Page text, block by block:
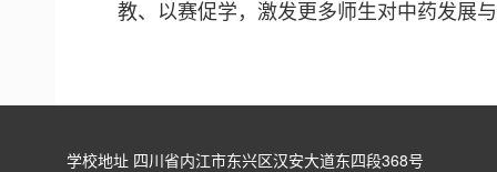
教、以赛促学，激发更多师生对中药发展
学校地址 四川省内江市东兴区汉安大道东四段368号